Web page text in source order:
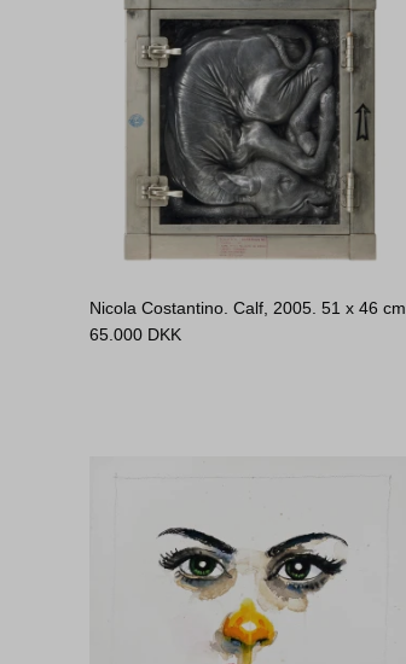
Nicola Costantino. Calf, 2005.51 x 46 cm
65.000 DKK